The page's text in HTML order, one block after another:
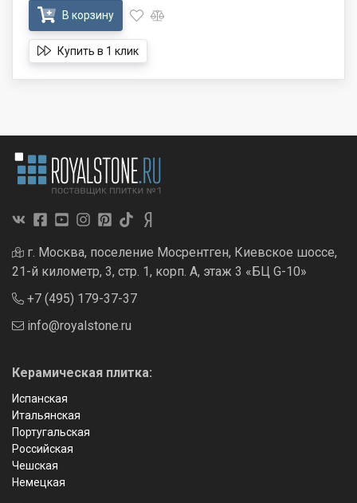
В корзину
Купить в 1 клик
г. Москва, поселение Мосрентген, Киевское шоссе,
21-й километр, 3, стр. 1, корп. А, этаж 3 «БЦ G-10»
+7 (495) 179-37-37
info@royalstone.ru
Керамическая плитка:
Испанская
Итальянская
Португальская
Российская
Чешская
Немецкая